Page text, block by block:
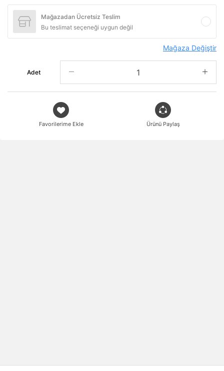
Mağazadan Ücretsiz Teslim
Bu teslimat seçeneği uygun değil
Mağaza Değiştir
Adet
Favorilerime Ekle Ürünü Paylaş